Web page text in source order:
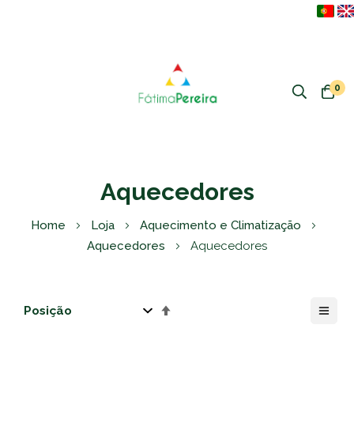
0
Aquecedores
Home Loja
Aquecimento e Climatização
Aquecedores
Aquecedores